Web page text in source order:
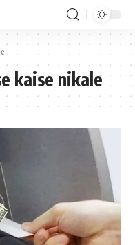
kaise nikale